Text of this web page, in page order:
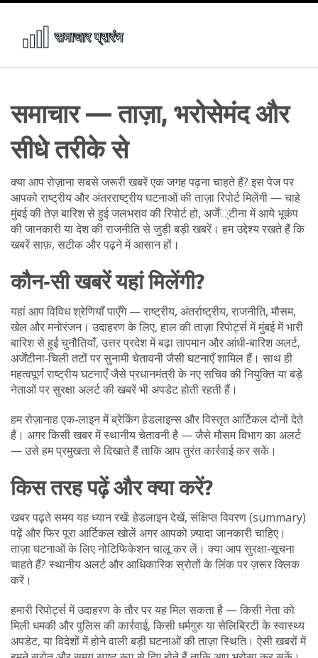
समाचार — ताज़ा, भरोसेमंद और
सीधे तरीके से
क्या आप रोज़ाना सबसे जरूरी खबरें एक जगह पढ़ना चाहते हैं? इस पेज पर
आपको राष्ट्रीय और अंतरराष्ट्रीय घटनाओं की ताज़ा रिपोर्ट मिलेंगी — चाहे
मुंबई की तेज़ बारिश से हुई जलभराव की रिपोर्ट हो, अर्जें्टीना में आये भूकंप
की जानकारी या देश की राजनीति से जुड़ी बड़ी खबरें। हम उद्देश्य रखते हैं कि
खबरें साफ़, सटीक और पढ़ने में आसान हों।
कौन‑सी खबरें यहां मिलेंगी?
यहां आप विविध श्रेणियाँ पाएँगे — राष्ट्रीय, अंतर्राष्ट्रीय, राजनीति, मौसम,
खेल और मनोरंजन। उदाहरण के लिए, हाल की ताज़ा रिपोर्ट्स में मुंबई में भारी
बारिश से हुई चुनौतियाँ, उत्तर प्रदेश में बढ़ा तापमान और आंधी‑बारिश अलर्ट,
अर्जेंटीना‑चिली तटों पर सुनामी चेतावनी जैसी घटनाएँ शामिल हैं। साथ ही
महत्वपूर्ण राष्ट्रीय घटनाएँ जैसे प्रधानमंत्री के नए सचिव की नियुक्ति या बड़े
नेताओं पर सुरक्षा अलर्ट की खबरें भी अपडेट होती रहती हैं।
हम रोज़ानाह एक‑लाइन में ब्रेकिंग हेडलाइन्स और विस्तृत आर्टिकल दोनों देते
हैं। अगर किसी खबर में स्थानीय चेतावनी है — जैसे मौसम विभाग का अलर्ट
— उसे हम प्रमुखता से दिखाते हैं ताकि आप तुरंत कार्रवाई कर सकें।
किस तरह पढ़ें और क्या करें?
खबर पढ़ते समय यह ध्यान रखें: हेडलाइन देखें, संक्षिप्त विवरण (summary)
पढ़ें और फिर पूरा आर्टिकल खोलें अगर आपको ज़्यादा जानकारी चाहिए।
ताज़ा घटनाओं के लिए नोटिफिकेशन चालू कर लें। क्या आप सुरक्षा‑सूचना
चाहते हैं? स्थानीय अलर्ट और आधिकारिक स्रोतों के लिंक पर ज़रूर क्लिक
करें।
हमारी रिपोर्ट्स में उदाहरण के तौर पर यह मिल सकता है — किसी नेता को
मिली धमकी और पुलिस की कार्रवाई, किसी धर्मगुरु या सेलिब्रिटी के स्वास्थ्य
अपडेट, या विदेशों में होने वाली बड़ी घटनाओं की ताज़ा स्थिति। ऐसी खबरों में